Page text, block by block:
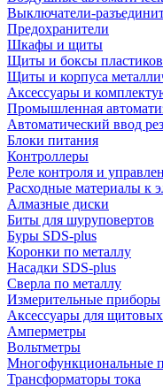
Выключатели-
Предохранители
Шкафы и щиты
Щиты и боксы
Щиты и корпуса
Аксессуары и
Промышленная
Автоматический ввод
Блоки питания
Контроллеры
Реле контроля и
Расходные материалы к
Алмазные диски
Биты для шуруповертов
Буры SDS-plus
Коронки по металлу
Насадки SDS-plus
Сверла по металлу
Измерительные приборы
Аксессуары для
Амперметры
Вольтметры
Многофункциональные
Трансформаторы тока